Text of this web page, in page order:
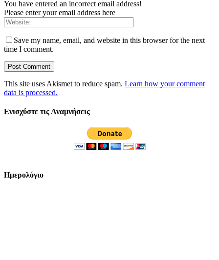
You have entered an incorrect email address!
Please enter your email address here
Save my name, email, and website in this browser for the next
time I comment.
This site uses Akismet to reduce spam. Learn how your comment
data is processed.
Ενισχύστε τις Αναμνήσεις
Ημερολόγιο